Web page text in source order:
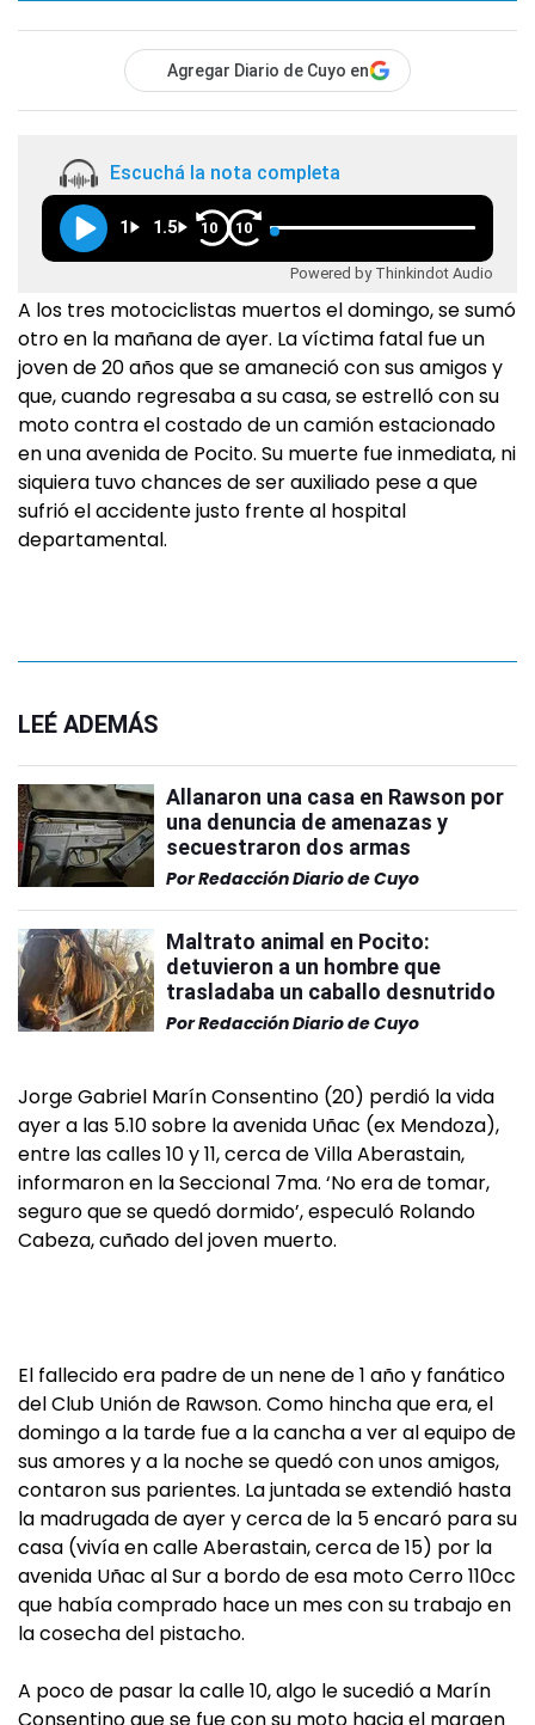
Agregar Diario de Cuyo en
Escuchá la nota completa
1 1.5 10 10
Powered by Thinkindot Audio
A los tres motociclistas muertos el domingo, se sumó
otro en la mañana de ayer. La víctima fatal fue un
joven de 20 años que se amaneció con sus amigos y
que, cuando regresaba a su casa, se estrelló con su
moto contra el costado de un camión estacionado
en una avenida de Pocito. Su muerte fue inmediata, ni
siquiera tuvo chances de ser auxiliado pese a que
sufrió el accidente justo frente al hospital
departamental.
LEÉ ADEMÁS
Allanaron una casa en Rawson por
una denuncia de amenazas y
secuestraron dos armas
PorRedacción Diario de Cuyo
Maltrato animal en Pocito:
detuvieron a un hombre que
trasladaba un caballo desnutrido
PorRedacción Diario de Cuyo
Jorge Gabriel Marín Consentino (20) perdió la vida
ayer a las 5.10 sobre la avenida Uñac (ex Mendoza),
entre las calles 10 y 11, cerca de Villa Aberastain,
informaron en la Seccional 7ma. ‘No era de tomar,
seguro que se quedó dormido’, especuló Rolando
Cabeza, cuñado del joven muerto.
El fallecido era padre de un nene de 1 año y fanático
del Club Unión de Rawson. Como hincha que era, el
domingo a la tarde fue a la cancha a ver al equipo de
sus amores y a la noche se quedó con unos amigos,
contaron sus parientes. La juntada se extendió hasta
la madrugada de ayer y cerca de la 5 encaró para su
casa (vivía en calle Aberastain, cerca de 15) por la
avenida Uñac al Sur a bordo de esa moto Cerro 110cc
que había comprado hace un mes con su trabajo en
la cosecha del pistacho.
A poco de pasar la calle 10, algo le sucedió a Marín